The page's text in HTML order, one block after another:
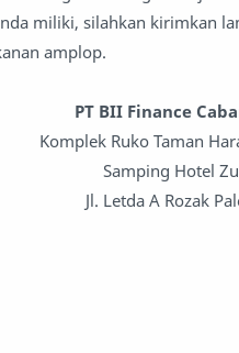
miliki, silahkan kirimkan
amplop.
PT BII Finance
Komplek Ruko Taman
Samping Hotel
Jl. Letda A Rozak